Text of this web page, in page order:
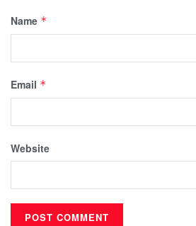
Name *
Email *
Website